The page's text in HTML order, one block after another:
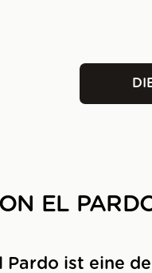
EL
Pardo ist eine